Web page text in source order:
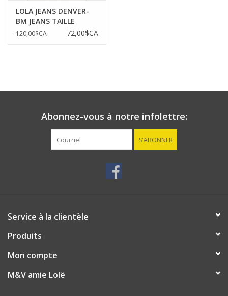
LOLA JEANS DENVER-
BM JEANS TAILLE
HAUTE DROIT TROUÉ
120,00$CA 72,00$CA
Abonnez-vous à notre infolettre:
S'ABONNER
Service à la clientèle
Produits
Mon compte
M&V amie Lolë